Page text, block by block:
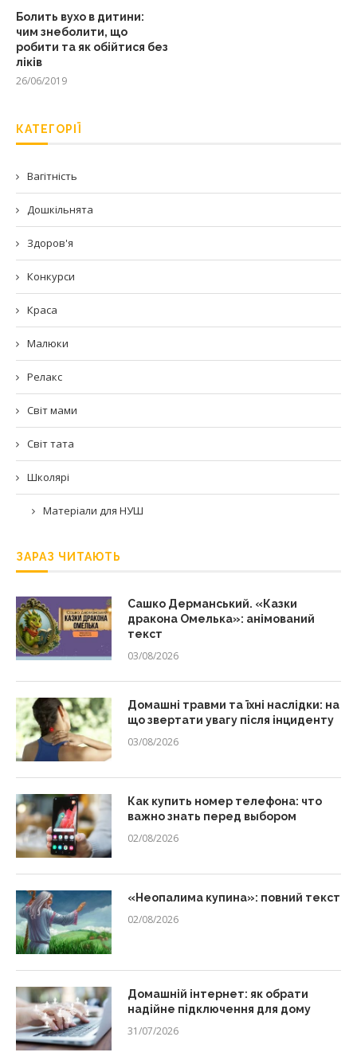
Болить вухо в дитини:
чим знеболити, що
робити та як обійтися без
ліків
26/06/2019
КАТЕГОРІЇ
Вагітність
Дошкільнята
Здоров'я
Конкурси
Краса
Малюки
Релакс
Світ мами
Світ тата
Школярі
Матеріали для НУШ
ЗАРАЗ ЧИТАЮТЬ
Сашко Дерманський. «Казки
дракона Омелька»: анімований
текст
03/08/2026
Домашні травми та їхні наслідки: на
що звертати увагу після інциденту
03/08/2026
Как купить номер телефона: что
важно знать перед выбором
02/08/2026
«Неопалима купина»: повний текст
02/08/2026
Домашній інтернет: як обрати
надійне підключення для дому
31/07/2026